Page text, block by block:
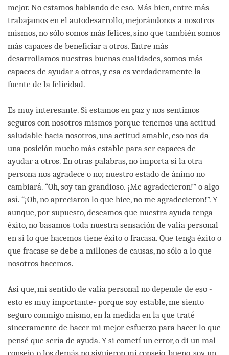
mejor. No estamos hablando de eso. Más bien, entre más
trabajamos en el autodesarrollo, mejorándonos a nosotros
mismos, no sólo somos más felices, sino que también somos
más capaces de beneficiar a otros. Entre más
desarrollamos nuestras buenas cualidades, somos más
capaces de ayudar a otros, y esa es verdaderamente la
fuente de la felicidad.
Es muy interesante. Si estamos en paz y nos sentimos
seguros con nosotros mismos porque tenemos una actitud
saludable hacia nosotros, una actitud amable, eso nos da
una posición mucho más estable para ser capaces de
ayudar a otros. En otras palabras, no importa si la otra
persona nos agradece o no; nuestro estado de ánimo no
cambiará. “Oh, soy tan grandioso. ¡Me agradecieron!” o algo
así. “¡Oh, no apreciaron lo que hice, no me agradecieron!”. Y
aunque, por supuesto, deseamos que nuestra ayuda tenga
éxito, no basamos toda nuestra sensación de valía personal
en si lo que hacemos tiene éxito o fracasa. Que tenga éxito o
que fracase se debe a millones de causas, no sólo a lo que
nosotros hacemos.
Así que, mi sentido de valía personal no depende de eso -
esto es muy importante- porque soy estable, me siento
seguro conmigo mismo, en la medida en la que traté
sinceramente de hacer mi mejor esfuerzo para hacer lo que
pensé que sería de ayuda. Y si cometí un error, o di un mal